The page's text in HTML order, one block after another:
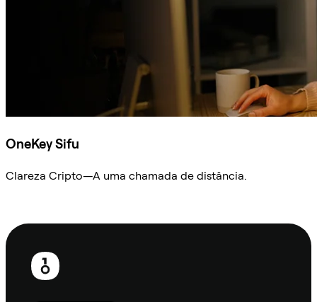
OneKey Sifu
Clareza Cripto—A uma chamada de distância.
Rodapé